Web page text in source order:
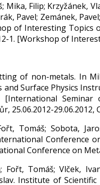
Mika, Filip; Krzyžánek,
Pavel; Zemánek,
of Interesting Topics
1. [Workshop of
of non-metals. In
Surface Physics
[International
25.06.2012-29.06.2012,
Tomáš; Sobota,
Conference
Conference on
Fořt, Tomáš; Vlček,
Institute of